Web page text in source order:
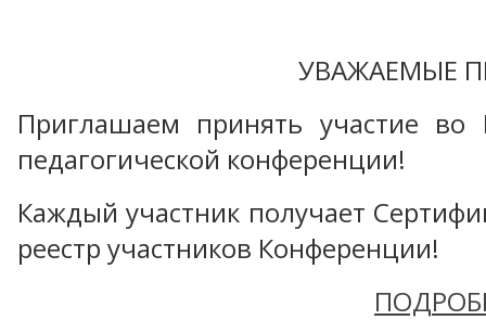
УВАЖАЕМЫЕ
Приглашаем принять участие во
педагогической конференции!
Каждый участник получает
реестр участников Конференции!